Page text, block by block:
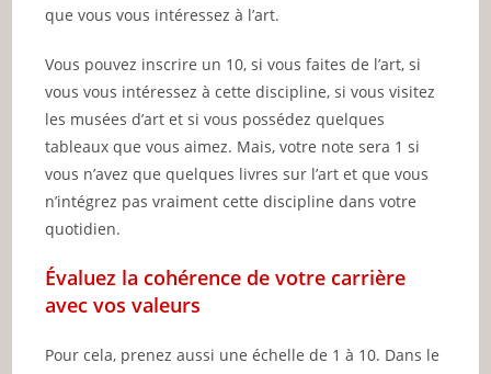
que vous vous intéressez à l’art.
Vous pouvez inscrire un 10, si vous faites de l’art, si
vous vous intéressez à cette discipline, si vous visitez
les musées d’art et si vous possédez quelques
tableaux que vous aimez. Mais, votre note sera 1 si
vous n’avez que quelques livres sur l’art et que vous
n’intégrez pas vraiment cette discipline dans votre
quotidien.
Évaluez la cohérence de votre carrière
avec vos valeurs
Pour cela, prenez aussi une échelle de 1 à 10. Dans le